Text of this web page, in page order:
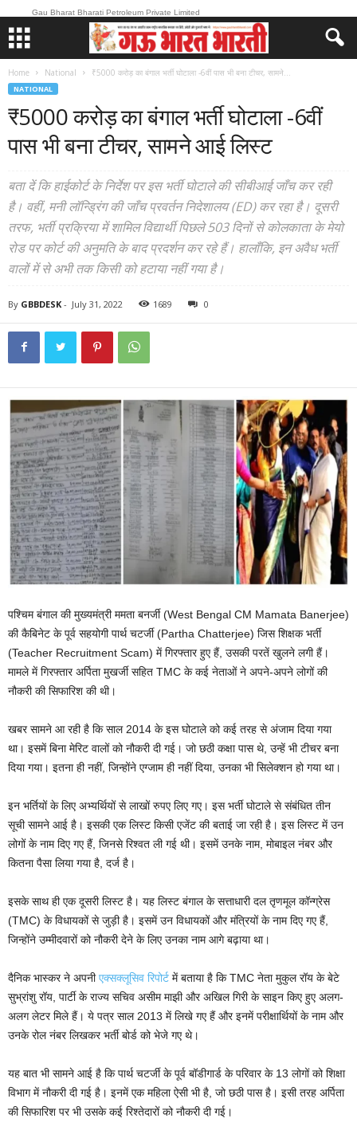
Gau Bharat Bharati Petroleum Private Limited
Home National ₹5000 करोड़ का बंगाल भर्ती घोटाला -6वीं पास भी बना टीचर, सामने...
NATIONAL
₹5000 करोड़ का बंगाल भर्ती घोटाला -6वीं
पास भी बना टीचर, सामने आई लिस्ट
बता दें कि हाईकोर्ट के निर्देश पर इस भर्ती घोटाले की सीबीआई जाँच कर रही
है। वहीं, मनी लॉन्ड्रिंग की जाँच प्रवर्तन निदेशालय (ED) कर रहा है। दूसरी
तरफ, भर्ती प्रक्रिया में शामिल विद्यार्थी पिछले 503 दिनों से कोलकाता के मेयो
रोड पर कोर्ट की अनुमति के बाद प्रदर्शन कर रहे हैं। हालाँकि, इन अवैध भर्ती
वालों में से अभी तक किसी को हटाया नहीं गया है।
By GBBDESK - July 31, 2022 1689 0
पश्चिम बंगाल की मुख्यमंत्री ममता बनर्जी (West Bengal CM Mamata Banerjee)
की कैबिनेट के पूर्व सहयोगी पार्थ चटर्जी (Partha Chatterjee) जिस शिक्षक भर्ती
(Teacher Recruitment Scam) में गिरफ्तार हुए हैं, उसकी परतें खुलने लगी हैं।
मामले में गिरफ्तार अर्पिता मुखर्जी सहित TMC के कई नेताओं ने अपने-अपने लोगों की
नौकरी की सिफारिश की थी।
खबर सामने आ रही है कि साल 2014 के इस घोटाले को कई तरह से अंजाम दिया गया
था। इसमें बिना मेरिट वालों को नौकरी दी गई। जो छठी कक्षा पास थे, उन्हें भी टीचर बना
दिया गया। इतना ही नहीं, जिन्होंने एग्जाम ही नहीं दिया, उनका भी सिलेक्शन हो गया था।
इन भर्तियों के लिए अभ्यर्थियों से लाखों रुपए लिए गए। इस भर्ती घोटाले से संबंधित तीन
सूची सामने आई है। इसकी एक लिस्ट किसी एजेंट की बताई जा रही है। इस लिस्ट में उन
लोगों के नाम दिए गए हैं, जिनसे रिश्वत ली गई थी। इसमें उनके नाम, मोबाइल नंबर और
कितना पैसा लिया गया है, दर्ज है।
इसके साथ ही एक दूसरी लिस्ट है। यह लिस्ट बंगाल के सत्ताधारी दल तृणमूल कॉन्ग्रेस
(TMC) के विधायकों से जुड़ी है। इसमें उन विधायकों और मंत्रियों के नाम दिए गए हैं,
जिन्होंने उम्मीदवारों को नौकरी देने के लिए उनका नाम आगे बढ़ाया था।
दैनिक भास्कर ने अपनीएक्सक्लूसिव रिपोर्ट में बताया है कि TMC नेता मुकुल रॉय के बेटे
सुभ्रांशु रॉय, पार्टी के राज्य सचिव असीम माझी और अखिल गिरी के साइन किए हुए अलग-
अलग लेटर मिले हैं। ये पत्र साल 2013 में लिखे गए हैं और इनमें परीक्षार्थियों के नाम और
उनके रोल नंबर लिखकर भर्ती बोर्ड को भेजे गए थे।
यह बात भी सामने आई है कि पार्थ चटर्जी के पूर्व बॉडीगार्ड के परिवार के 13 लोगों को शिक्षा
विभाग में नौकरी दी गई है। इनमें एक महिला ऐसी भी है, जो छठी पास है। इसी तरह अर्पिता
की सिफारिश पर भी उसके कई रिश्तेदारों को नौकरी दी गई।